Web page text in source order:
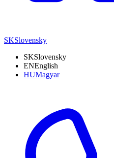
SKSlovensky
SKSlovensky
ENEnglish
HUMagyar